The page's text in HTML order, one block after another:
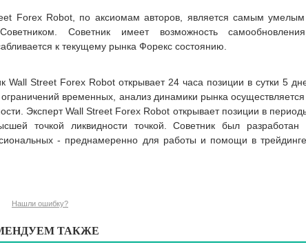
Forex Robot, по аксиомам авторов, является самым умелым
Советником. Советник имеет возможность
к текущему рынка Форекс состоянию.
Wall Street Forex Robot открывает 24 часа позиции в сутки 5
ограничений временных, анализ динамики рынка
Эксперт Wall Street Forex Robot открывает позиции в
точкой ликвидности точкой. Советник был разработан
- преднамеренно для работы и помощи в
Нашли ошибку?
ТАКЖЕ